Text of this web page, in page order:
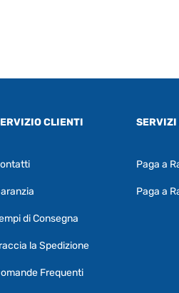
CLIENTI
di Consegna
la Spedizione
Frequenti
Paga a
Paga a
Puoi chiedermi informazioni
specifiche su certi prodotti.
prodotto